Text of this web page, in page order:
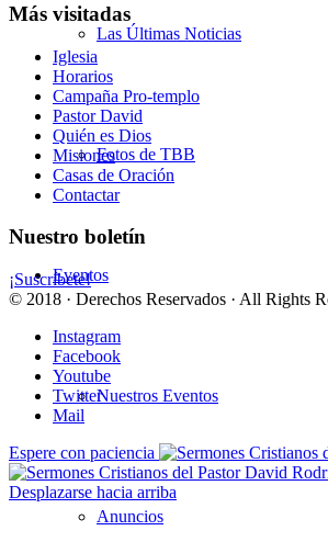
Las Últimas Noticias
Fotos de TBB
Eventos
Nuestros Eventos
Anuncios
Más visitadas
Iglesia
Horarios
Campaña Pro-templo
Pastor David
Quién es Dios
Misiones
Casas de Oración
Contactar
Nuestro boletín
¡Suscríbete!
© 2018 · Derechos Reservados · All Rights
Instagram
Facebook
Youtube
Twitter
Mail
Espere con paciencia
Desplazarse hacia arriba